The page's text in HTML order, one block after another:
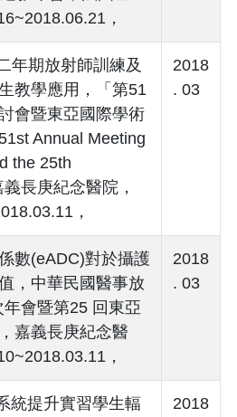
，
年期放射師訓練及
教學應用，「第51
會暨東亞國際學術
Annual Meeting
the 25th
長庚紀念醫院，
，
2018
. 03
數(eADC)對於攝護
，中華民國醫事放
會暨第25 回東亞
嘉義長庚紀念醫
，
2018
. 03
統提升實習學生輻
2018